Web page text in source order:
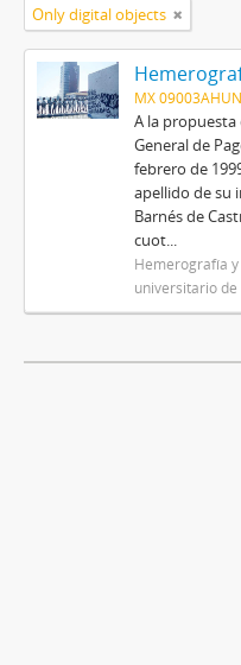
Only digital objects
MX
A la
General de
febrero de
apellido de su
Barnés de
cuot...
Hemerografía
universitario de